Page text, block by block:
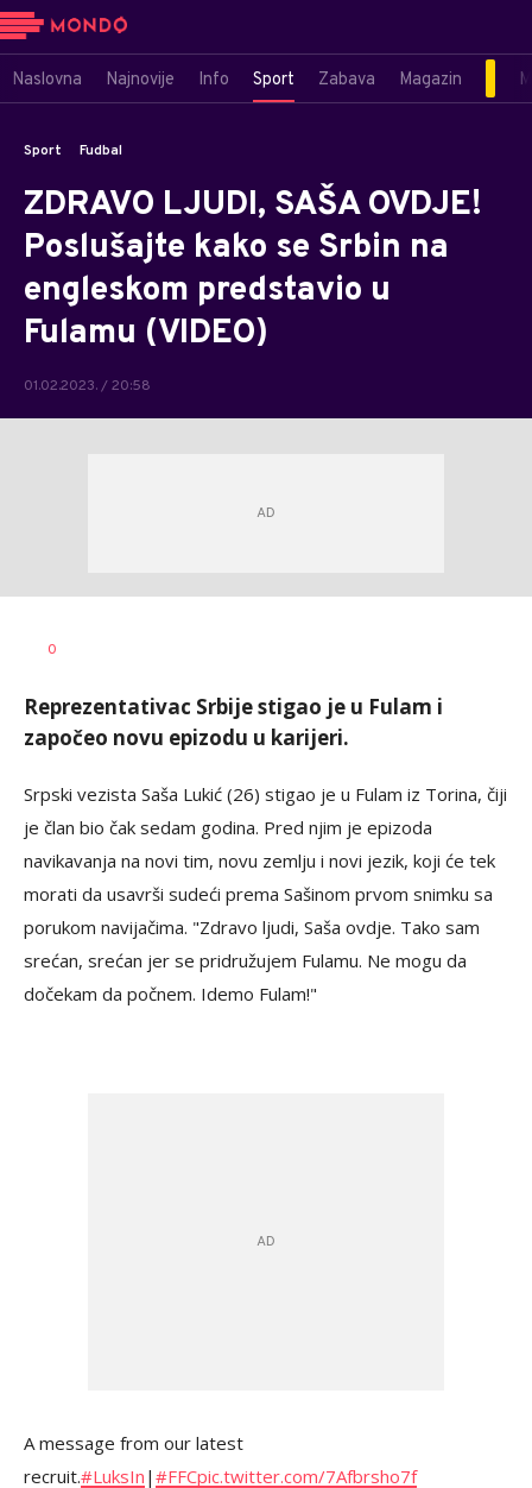
Naslovna Najnovije Info Sport Zabava Magazin
Sport Fudbal
ZDRAVO LJUDI, SAŠA OVDJE!
Poslušajte kako se Srbin na
engleskom predstavio u
Fulamu (VIDEO)
01.02.2023. / 20:58
AUTOR
0
Reprezentativac Srbije stigao je u Fulam i
započeo novu epizodu u karijeri.
Srpski vezista Saša Lukić (26) stigao je u Fulam iz Torina, čiji
je član bio čak sedam godina. Pred njim je epizoda
navikavanja na novi tim, novu zemlju i novi jezik, koji će tek
morati da usavrši sudeći prema Sašinom prvom snimku sa
porukom navijačima. "Zdravo ljudi, Saša ovdje. Tako sam
srećan, srećan jer se pridružujem Fulamu. Ne mogu da
dočekam da počnem. Idemo Fulam!"
A message from our latest
recruit.#LuksIn | #FFCpic.twitter.com/7Afbrsho7f